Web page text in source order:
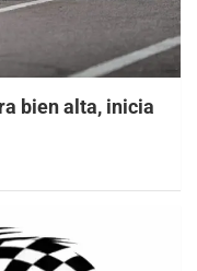
bien alta, inicia